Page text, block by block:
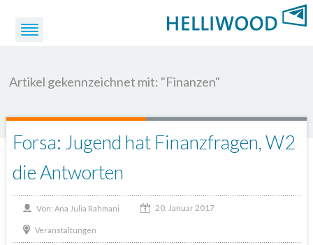
Artikel gekennzeichnet mit: "Finanzen"
Forsa: Jugend hat Finanzfragen, W2
die Antworten
Von: Ana Julia Rahmani 20. Januar 2017
Veranstaltungen